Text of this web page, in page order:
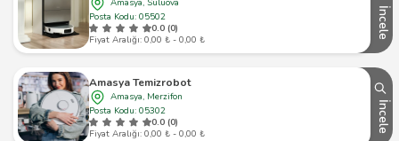
Amasya, Suluova
Posta Kodu: 05502
0.0 (0)
Fiyat Aralığı: 0,00 ₺ - 0,00 ₺
İncele
Amasya Temizrobot
Amasya, Merzifon
Posta Kodu: 05302
0.0 (0)
Fiyat Aralığı: 0,00 ₺ - 0,00 ₺
İncele